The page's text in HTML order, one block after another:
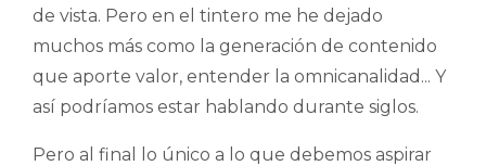
de vista. Pero en el tintero me he dejado
muchos más como la generación de contenido
que aporte valor, entender la omnicanalidad... Y
así podríamos estar hablando durante siglos.
Pero al final lo único a lo que debemos aspirar